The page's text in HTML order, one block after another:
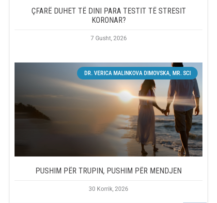
ÇFARË DUHET TË DINI PARA TESTIT TË STRESIT
KORONAR?
7 Gusht, 2026
DR. VERICA MALINKOVA DIMOVSKA, MR. SCI
PUSHIM PËR TRUPIN, PUSHIM PËR MENDJEN
30 Korrik, 2026